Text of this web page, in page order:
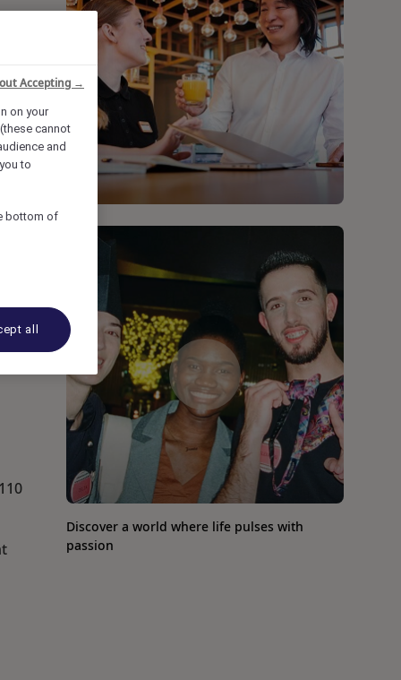
Discover a world where life pulses with
passion
on your
cannot
and
to
bottom of
all
Accepting →